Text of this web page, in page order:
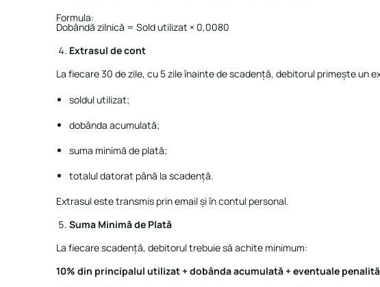
Formula:
Dobândă zilnică = Sold utilizat × 0,0080
Extrasul de cont
La fiecare 30 de zile, cu 5 zile înainte de scadență, debitorul primește un
soldul utilizat;
dobânda acumulată;
suma minimă de plată;
totalul datorat până la scadență.
Extrasul este transmis prin email și în contul personal.
Suma Minimă de Plată
La fiecare scadență, debitorul trebuie să achite minimum:
10% din principalul utilizat + dobânda acumulată + eventuale